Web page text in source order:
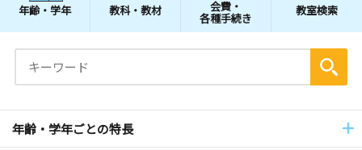
年齢・学年 教科・教材 会費・
各種手続き
教室検索
年齢・学年ごとの特長